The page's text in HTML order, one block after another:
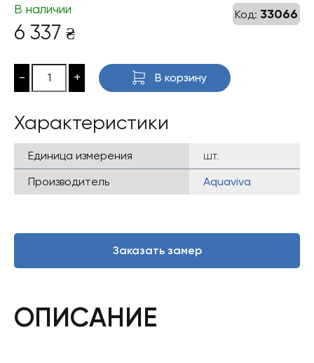
Код: 33066
В наличии
6 337 ₴
- + В корзину
Характеристики
Единица измерения
шт.
Производитель
Aquaviva
Заказать замер
ОПИСАНИЕ